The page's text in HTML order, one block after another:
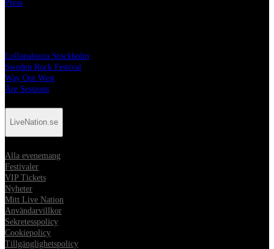
Press
Lollapalooza Stockholm
Sweden Rock Festival
Way Out West
Åre Sessions
LiveNation.se
Alla evenemang
Festivaler
VIP Tickets
Nyheter
Mitt Live Nation
Användarvillkor
Sekretesspolicy
Cookiepolicy
Tillgänglighetspolicy